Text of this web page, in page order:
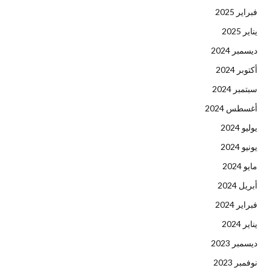
فبراير 2025
يناير 2025
ديسمبر 2024
أكتوبر 2024
سبتمبر 2024
أغسطس 2024
يوليو 2024
يونيو 2024
مايو 2024
أبريل 2024
فبراير 2024
يناير 2024
ديسمبر 2023
نوفمبر 2023